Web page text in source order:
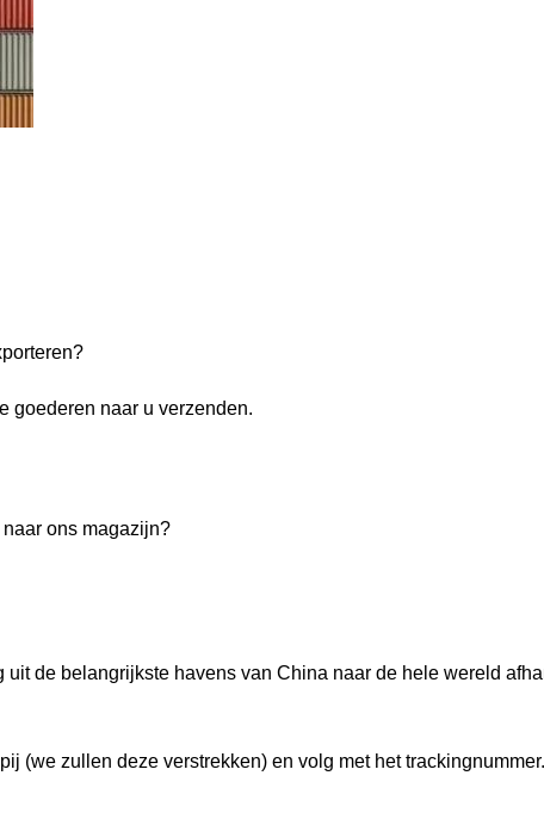
goederen naar u verzenden.
ons magazijn?
de belangrijkste havens van China naar de hele wereld
(we zullen deze verstrekken) en volg met het trackingnummer.